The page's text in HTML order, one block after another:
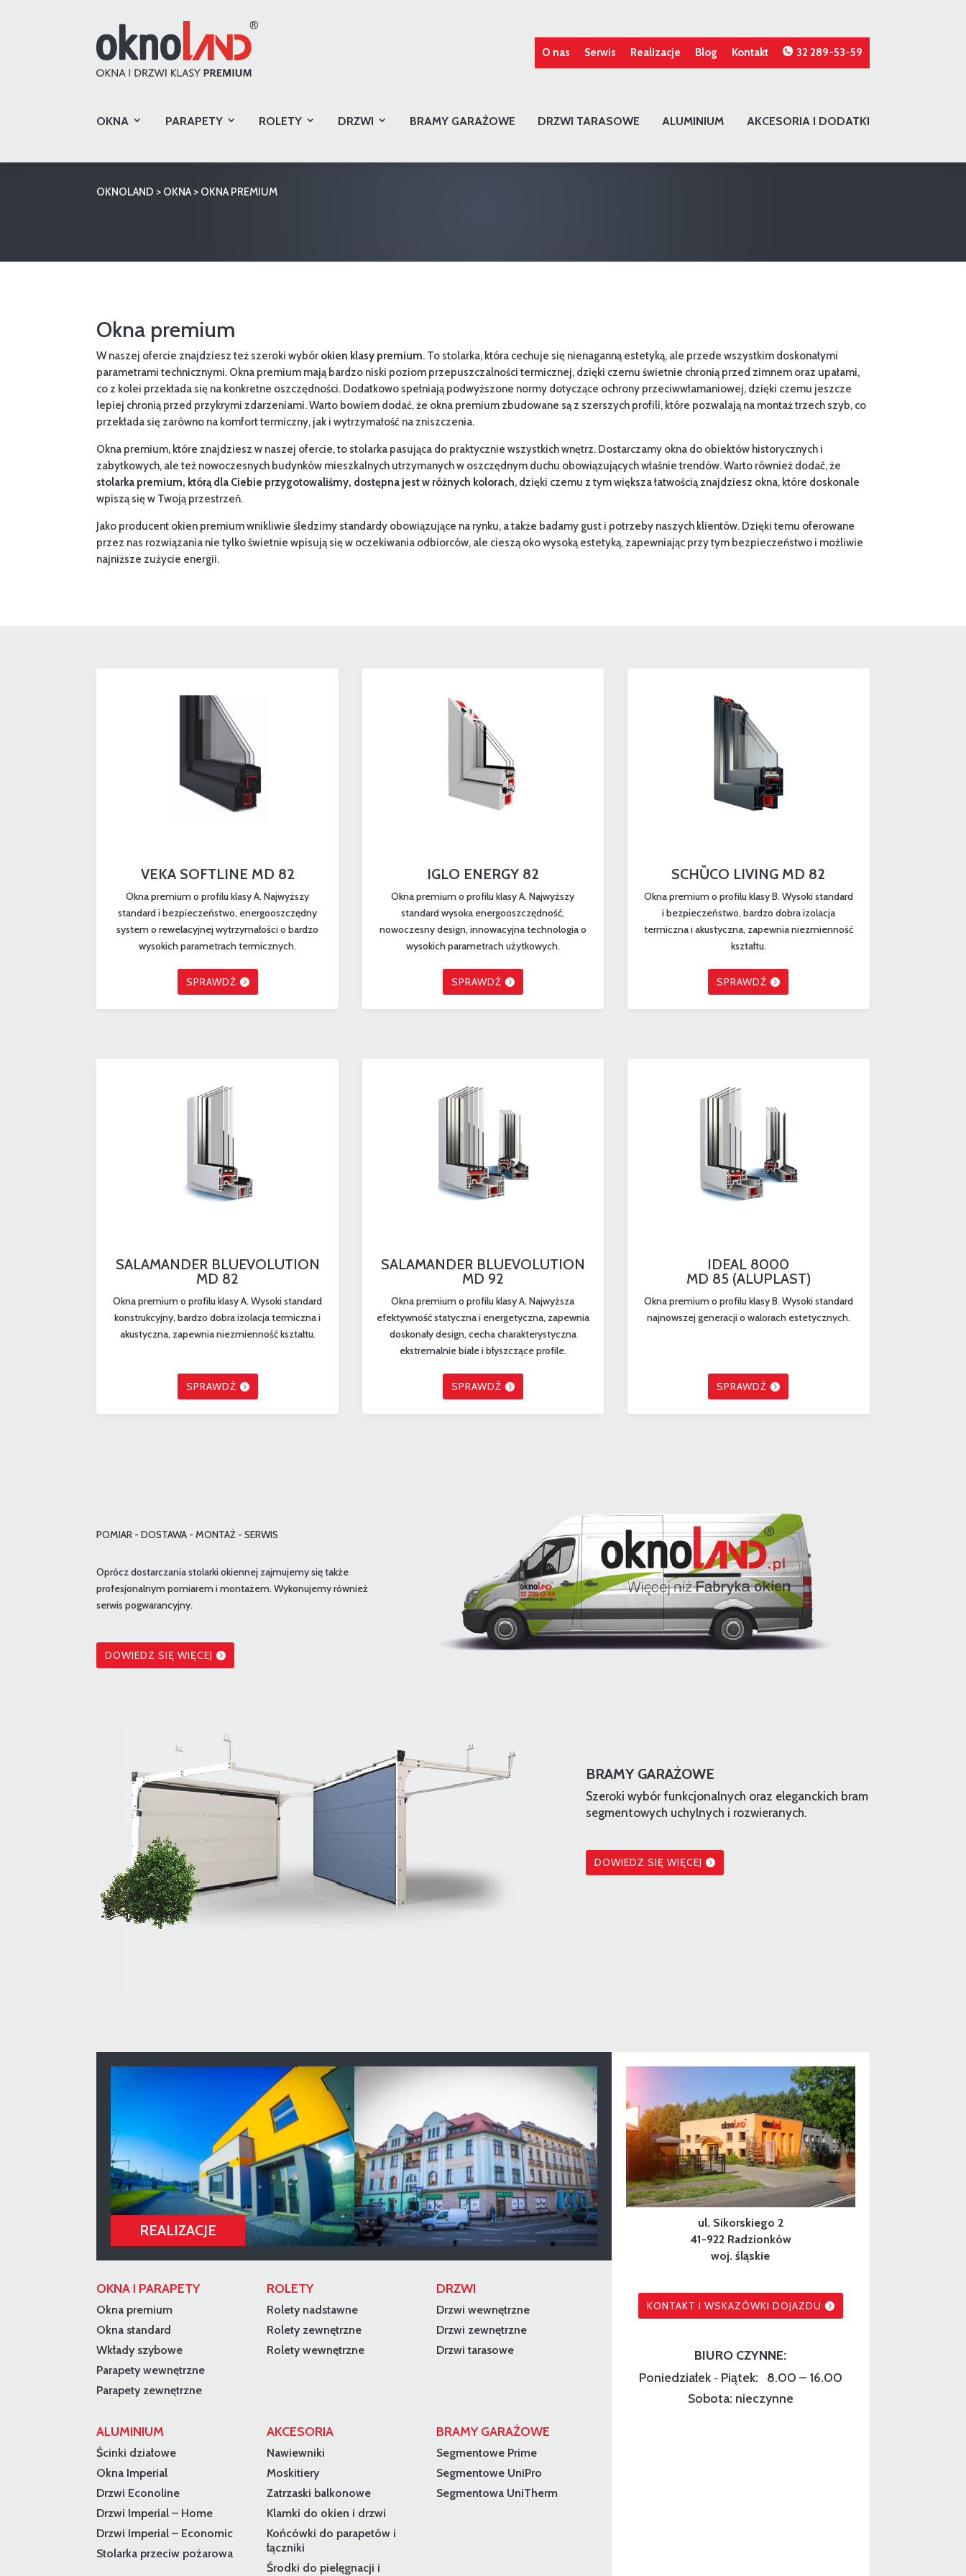
O nas Serwis Realizacje Blog Kontakt 32 289-53-59
OKNA PARAPETY ROLETY DRZWI BRAMY GARAŻOWE DRZWI TARASOWE ALUMINIUM AKCESORIA I DODATKI
OKNOLAND > OKNA> OKNA PREMIUM
Okna premium
W naszej ofercie znajdziesz też szeroki wybór okien klasy premium. To stolarka, która cechuje się nienaganną estetyką, ale przede wszystkim doskonałymi
parametrami technicznymi. Okna premium mają bardzo niski poziom przepuszczalności termicznej, dzięki czemu świetnie chronią przed zimnem oraz upałami,
co z kolei przekłada się na konkretne oszczędności. Dodatkowo spełniają podwyższone normy dotyczące ochrony przeciwwłamaniowej, dzięki czemu jeszcze
lepiej chronią przed przykrymi zdarzeniami. Warto bowiem dodać, że okna premium zbudowane są z szerszych profili, które pozwalają na montaż trzech szyb, co
przekłada się zarówno na komfort termiczny, jak i wytrzymałość na zniszczenia.
Okna premium, które znajdziesz w naszej ofercie, to stolarka pasująca do praktycznie wszystkich wnętrz. Dostarczamy okna do obiektów historycznych i
zabytkowych, ale też nowoczesnych budynków mieszkalnych utrzymanych w oszczędnym duchu obowiązujących właśnie trendów. Warto również dodać, że
stolarka premium, którą dla Ciebie przygotowaliśmy, dostępna jest w różnych kolorach, dzięki czemu z tym większa łatwością znajdziesz okna, które doskonale
wpiszą się w Twoją przestrzeń.
Jako producent okien premium wnikliwie śledzimy standardy obowiązujące na rynku, a także badamy gust i potrzeby naszych klientów. Dzięki temu oferowane
przez nas rozwiązania nie tylko świetnie wpisują się w oczekiwania odbiorców, ale cieszą oko wysoką estetyką, zapewniając przy tym bezpieczeństwo i możliwie
najniższe zużycie energii.
VEKA SOFTLINE MD 82
Okna premium o profilu klasy A. Najwyższy
standard i bezpieczeństwo, energooszczędny
system o rewelacyjnej wytrzymałości o bardzo
wysokich parametrach termicznych.
SPRAWDŹ
IGLO ENERGY 82
Okna premium o profilu klasy A. Najwyższy
standard wysoka energooszczędność,
nowoczesny design, innowacyjna technologia o
wysokich parametrach użytkowych.
SPRAWDŹ
SCHȔCO LIVING MD 82
Okna premium o profilu klasy B. Wysoki standard
i bezpieczeństwo, bardzo dobra izolacja
termiczna i akustyczna, zapewnia niezmienność
kształtu.
SPRAWDŹ
SALAMANDER BLUEVOLUTION
MD 82
Okna premium o profilu klasy A. Wysoki standard
konstrukcyjny, bardzo dobra izolacja termiczna i
akustyczna, zapewnia niezmienność kształtu.
SPRAWDŹ
SALAMANDER BLUEVOLUTION
MD 92
Okna premium o profilu klasy A. Najwyższa
efektywność statyczna i energetyczna, zapewnia
doskonały design, cecha charakterystyczna
ekstremalnie białe i błyszczące profile.
SPRAWDŹ
IDEAL 8000
MD 85 (ALUPLAST)
Okna premium o profilu klasy B. Wysoki standard
najnowszej generacji o walorach estetycznych.
SPRAWDŹ
POMIAR - DOSTAWA - MONTAŻ - SERWIS
Oprócz dostarczania stolarki okiennej zajmujemy się także
profesjonalnym pomiarem i montażem. Wykonujemy również
serwis pogwarancyjny.
DOWIEDZ SIĘ WIĘCEJ
BRAMY GARAŻOWE
Szeroki wybór funkcjonalnych oraz eleganckich bram
segmentowych uchylnych i rozwieranych.
DOWIEDZ SIĘ WIĘCEJ
OKNA I PARAPETY
Okna premium
Okna standard
Wkłady szybowe
Parapety wewnętrzne
Parapety zewnętrzne
ROLETY
Rolety nadstawne
Rolety zewnętrzne
Rolety wewnętrzne
DRZWI
Drzwi wewnętrzne
Drzwi zewnętrzne
Drzwi tarasowe
ALUMINIUM
Ścinki działowe
Okna Imperial
Drzwi Econoline
Drzwi Imperial – Home
Drzwi Imperial – Economic
Stolarka przeciw pożarowa
AKCESORIA
Nawiewniki
Moskitiery
Zatrzaski balkonowe
Klamki do okien i drzwi
Końcówki do parapetów i
łączniki
Środki do pielęgnacji i
BRAMY GARAŻOWE
Segmentowe Prime
Segmentowe UniPro
Segmentowa UniTherm
ul. Sikorskiego 2
41-922 Radzionków
woj. śląskie
KONTAKT I WSKAZÓWKI DOJAZDU
BIURO CZYNNE:
Poniedziałek - Piątek: 8.00 – 16.00
Sobota: nieczynne